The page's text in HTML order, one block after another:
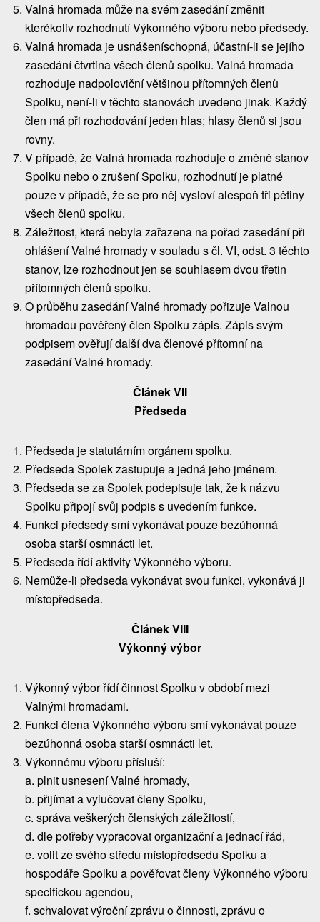
Valná hromada může na svém zasedání změnit
kterékoliv rozhodnutí Výkonného výboru nebo předsedy.
Valná hromada je usnášeníschopná, účastní-li se jejího
zasedání čtvrtina všech členů spolku. Valná hromada
rozhoduje nadpoloviční většinou přítomných členů
Spolku, není-li v těchto stanovách uvedeno jinak. Každý
člen má při rozhodování jeden hlas; hlasy členů si jsou
rovny.
V případě, že Valná hromada rozhoduje o změně stanov
Spolku nebo o zrušení Spolku, rozhodnutí je platné
pouze v případě, že se pro něj vysloví alespoň tři pětiny
všech členů spolku.
Záležitost, která nebyla zařazena na pořad zasedání při
ohlášení Valné hromady v souladu s čl. VI, odst. 3 těchto
stanov, lze rozhodnout jen se souhlasem dvou třetin
přítomných členů spolku.
O průběhu zasedání Valné hromady pořizuje Valnou
hromadou pověřený člen Spolku zápis. Zápis svým
podpisem ověřují další dva členové přítomní na
zasedání Valné hromady.
Článek VII
Předseda
Předseda je statutárním orgánem spolku.
Předseda Spolek zastupuje a jedná jeho jménem.
Předseda se za Spolek podepisuje tak, že k názvu
Spolku připojí svůj podpis s uvedením funkce.
Funkci předsedy smí vykonávat pouze bezúhonná
osoba starší osmnácti let.
Předseda řídí aktivity Výkonného výboru.
Nemůže-li předseda vykonávat svou funkci, vykonává ji
místopředseda.
Článek VIII
Výkonný výbor
Výkonný výbor řídí činnost Spolku v období mezi
Valnými hromadami.
Funkci člena Výkonného výboru smí vykonávat pouze
bezúhonná osoba starší osmnácti let.
Výkonnému výboru přísluší:
a. plnit usnesení Valné hromady,
b. přijímat a vylučovat členy Spolku,
c. správa veškerých členských záležitostí,
d. dle potřeby vypracovat organizační a jednací řád,
e. volit ze svého středu místopředsedu Spolku a
hospodáře Spolku a pověřovat členy Výkonného výboru
specifickou agendou,
f. schvalovat výroční zprávu o činnosti, zprávu o